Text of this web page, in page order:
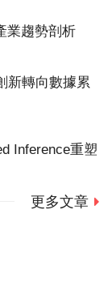
業趨勢剖析
新轉向數據累
Inference重塑
更多文章